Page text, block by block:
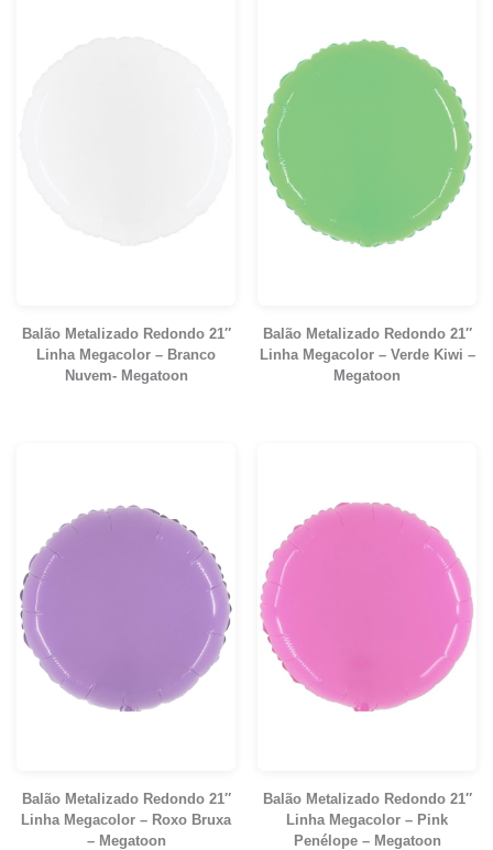
Balão Metalizado Redondo 21″
Linha Megacolor – Branco
Nuvem- Megatoon
Balão Metalizado Redondo 21″
Linha Megacolor – Verde Kiwi –
Megatoon
Balão Metalizado Redondo 21″
Linha Megacolor – Roxo Bruxa
– Megatoon
Balão Metalizado Redondo 21″
Linha Megacolor – Pink
Penélope – Megatoon